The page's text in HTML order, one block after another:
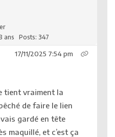
ans
Posts: 347
17/11/2025 7:54 pm
tient vraiment la
de faire le lien
gardé en tête
maquillé, et c’est ça